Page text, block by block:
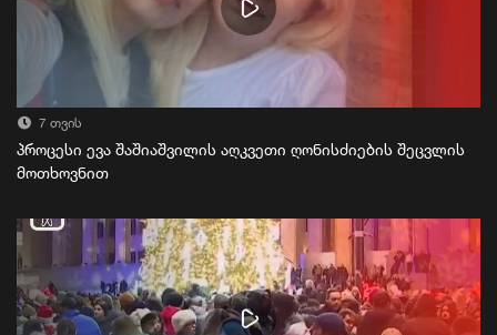
7 თვის
პროცესი ევა შაშიაშვილის აღკვეთი ღონისძიების შეცვლის
მოთხოვნით